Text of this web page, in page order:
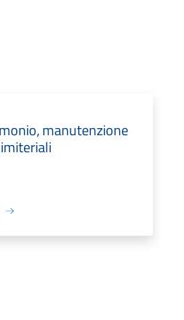
manutenzione